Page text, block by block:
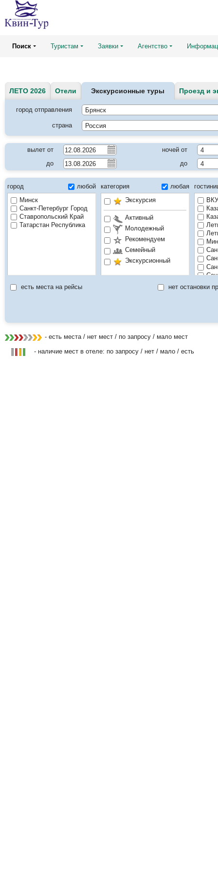
Поиск Туристам Заявки Агентство
ЛЕТО 2026 Отели Экскурсионные туры Проезд и
город отправления
страна
вылет от
ночей от
до
до
город
любой
Минск
Санкт-Петербург Город
Ставропольский Край
Татарстан Республика
категория
любая
Экскурсия
Активный
Молодежный
Рекомендуем
Семейный
Экскурсионный
есть места на рейсы
нет остановки
- есть места / нет мест / по запросу / мало мест
- наличие мест в отеле: по запросу / нет / мало / есть